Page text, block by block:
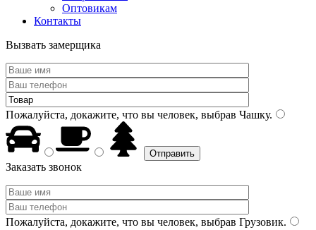
Оптовикам
Контакты
Вызвать замерщика
Пожалуйста, докажите, что вы человек, выбрав Чашку.
Заказать звонок
Пожалуйста, докажите, что вы человек, выбрав Грузовик.